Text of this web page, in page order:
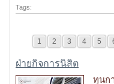
Tags:
1 2 3 4 5
ฝ่ายกิจการนิสิต
ทุนก